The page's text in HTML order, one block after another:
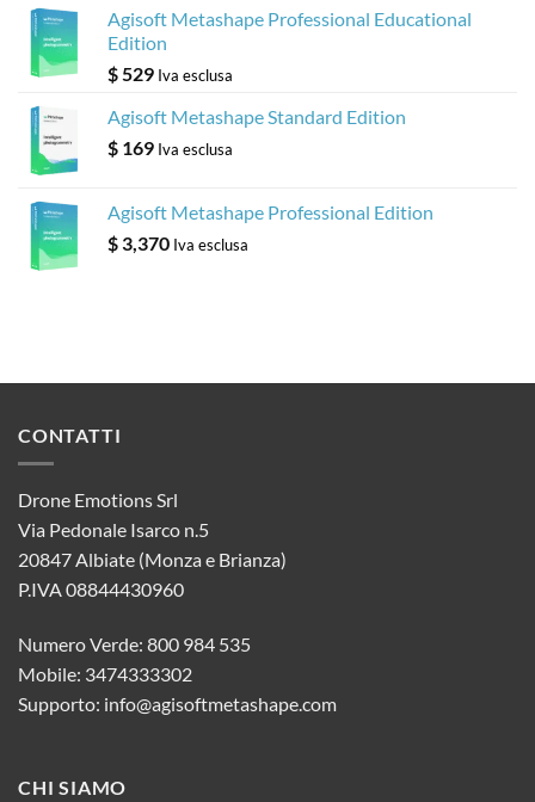
Agisoft Metashape Professional Educational
Edition
$ 529 Iva esclusa
Agisoft Metashape Standard Edition
$ 169 Iva esclusa
Agisoft Metashape Professional Edition
$ 3,370 Iva esclusa
CONTATTI
Drone Emotions Srl
Via Pedonale Isarco n.5
20847 Albiate (Monza e Brianza)
P.IVA 08844430960
Numero Verde: 800 984 535
Mobile: 3474333302
Supporto: info@agisoftmetashape.com
CHI SIAMO